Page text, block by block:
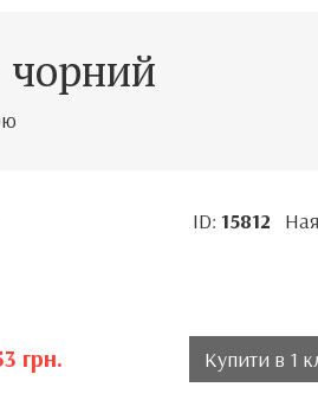
чорний
ID: 15812
грн. Купити в 1